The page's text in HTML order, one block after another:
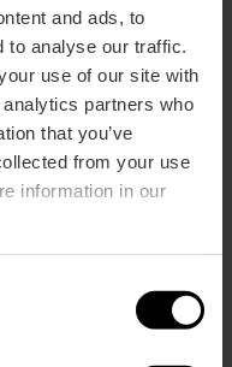
and ads, to
to analyse our traffic.
use of our site with
partners who
that you’ve
from your use
information in our